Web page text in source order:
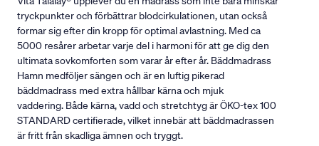
tryckpunkter och förbättrar blodcirkulationen, utan också
formar sig efter din kropp för optimal avlastning. Med ca
5000 resårer arbetar varje del i harmoni för att ge dig den
ultimata sovkomforten som varar år efter år. Bäddmadrass
Hamn medföljer sängen och är en luftig pikerad
bäddmadrass med extra hållbar kärna och mjuk
vaddering. Både kärna, vadd och stretchtyg är ÖKO-tex 100
STANDARD certifierade, vilket innebär att bäddmadrassen
är fritt från skadliga ämnen och tryggt.